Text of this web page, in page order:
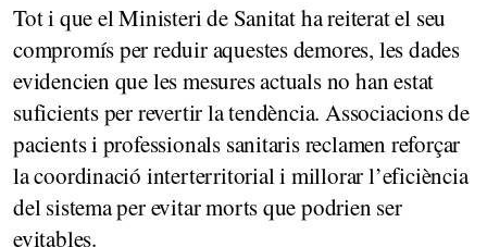
Tot i que el Ministeri de Sanitat ha reiterat el seu
compromís per reduir aquestes demores, les dades
evidencien que les mesures actuals no han estat
suficients per revertir la tendència. Associacions de
pacients i professionals sanitaris reclamen reforçar
la coordinació interterritorial i millorar l’eficiència
del sistema per evitar morts que podrien ser
evitables.